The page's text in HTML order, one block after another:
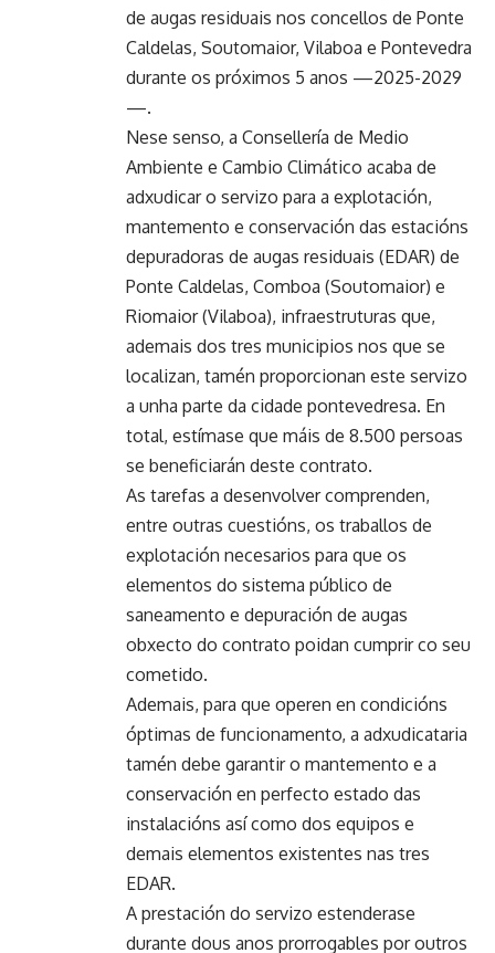
de augas residuais nos concellos de Ponte
Caldelas, Soutomaior, Vilaboa e Pontevedra
durante os próximos 5 anos —2025-2029
—.
Nese senso, a Consellería de Medio
Ambiente e Cambio Climático acaba de
adxudicar o servizo para a explotación,
mantemento e conservación das estacións
depuradoras de augas residuais (EDAR) de
Ponte Caldelas, Comboa (Soutomaior) e
Riomaior (Vilaboa), infraestruturas que,
ademais dos tres municipios nos que se
localizan, tamén proporcionan este servizo
a unha parte da cidade pontevedresa. En
total, estímase que máis de 8.500 persoas
se beneficiarán deste contrato.
As tarefas a desenvolver comprenden,
entre outras cuestións, os traballos de
explotación necesarios para que os
elementos do sistema público de
saneamento e depuración de augas
obxecto do contrato poidan cumprir co seu
cometido.
Ademais, para que operen en condicións
óptimas de funcionamento, a adxudicataria
tamén debe garantir o mantemento e a
conservación en perfecto estado das
instalacións así como dos equipos e
demais elementos existentes nas tres
EDAR.
A prestación do servizo estenderase
durante dous anos prorrogables por outros